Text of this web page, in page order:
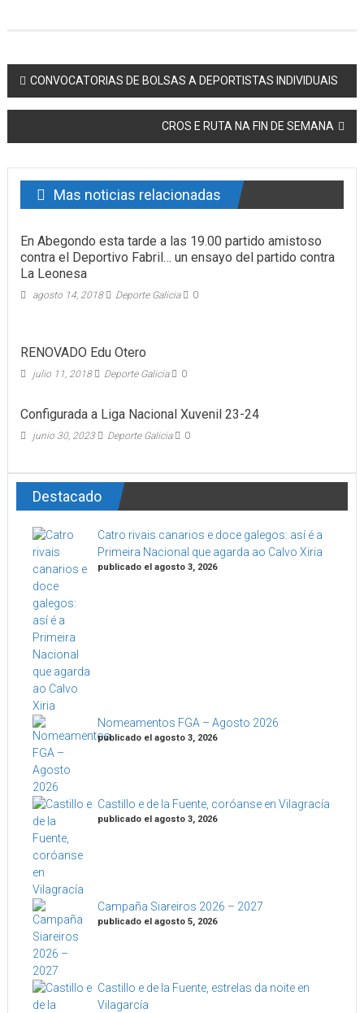
Post navigation
CONVOCATORIAS DE BOLSAS A DEPORTISTAS INDIVIDUAIS
CROS E RUTA NA FIN DE SEMANA
Mas noticias relacionadas
En Abegondo esta tarde a las 19.00 partido amistoso
contra el Deportivo Fabril… un ensayo del partido contra
La Leonesa
agosto 14, 2018 Deporte Galicia 0
RENOVADO Edu Otero
julio 11, 2018 Deporte Galicia 0
Configurada a Liga Nacional Xuvenil 23-24
junio 30, 2023 Deporte Galicia 0
Destacado
Catro rivais canarios e doce galegos: así é a
Primeira Nacional que agarda ao Calvo Xiria
publicado el agosto 3, 2026
Nomeamentos FGA – Agosto 2026
publicado el agosto 3, 2026
Castillo e de la Fuente, coróanse en Vilagracía
publicado el agosto 3, 2026
Campaña Siareiros 2026 – 2027
publicado el agosto 5, 2026
Castillo e de la Fuente, estrelas da noite en
Vilagarcía